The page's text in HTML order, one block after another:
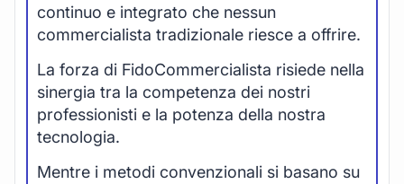
continuo e integrato che nessun
commercialista tradizionale riesce a offrire.
La forza di FidoCommercialista risiede nella
sinergia tra la competenza dei nostri
professionisti e la potenza della nostra
tecnologia.
Mentre i metodi convenzionali si basano su